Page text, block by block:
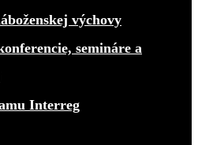
výchovy
semináre a
Interreg